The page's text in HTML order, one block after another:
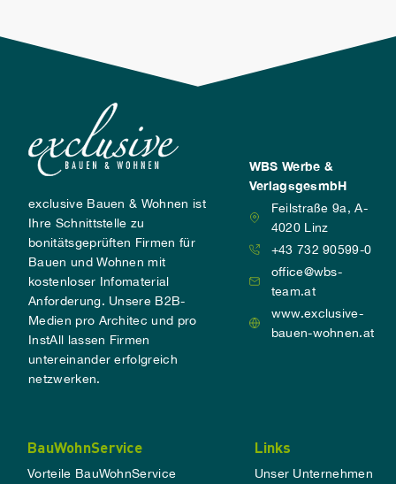
exclusive Bauen & Wohnen ist
Ihre Schnittstelle zu
bonitätsgeprüften Firmen für
Bauen und Wohnen mit
kostenloser Infomaterial
Anforderung. Unsere B2B-
Medien pro Architec und pro
InstAll lassen Firmen
untereinander erfolgreich
netzwerken.
WBS Werbe &
VerlagsgesmbH
Feilstraße 9a, A-
4020 Linz
+43 732 90599-0
office@wbs-
team.at
www.exclusive-
bauen-wohnen.at
BauWohnService
Vorteile BauWohnService
Links
Unser Unternehmen